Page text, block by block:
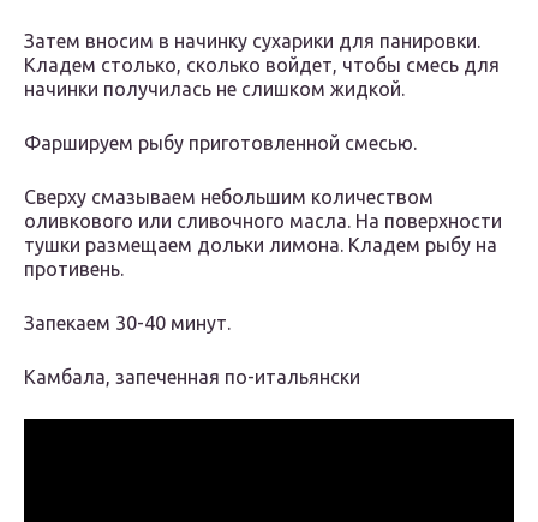
Затем вносим в начинку сухарики для панировки.
Кладем столько, сколько войдет, чтобы смесь для
начинки получилась не слишком жидкой.
Фаршируем рыбу приготовленной смесью.
Сверху смазываем небольшим количеством
оливкового или сливочного масла. На поверхности
тушки размещаем дольки лимона. Кладем рыбу на
противень.
Запекаем 30-40 минут.
Камбала, запеченная по-итальянски